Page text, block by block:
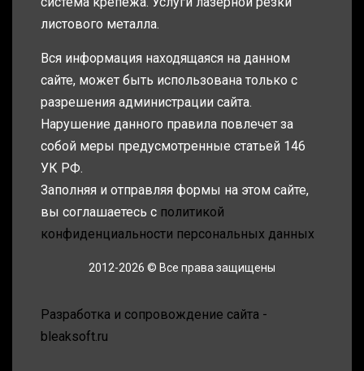
листового металла.
Вся информация находящаяся на данном
сайте, может быть использована только с
разрешения администрации сайта.
Нарушение данного правила повлечет за
собой меры предусмотренные статьей 146
УК РФ.
Заполняя и отправляя формы на этом сайте,
вы соглашаетесь с политикой
конфиденциальности персональных данных
2012-2026 © Все права защищены
Разработка и сопровождение сайта -
bleaksoft.ru